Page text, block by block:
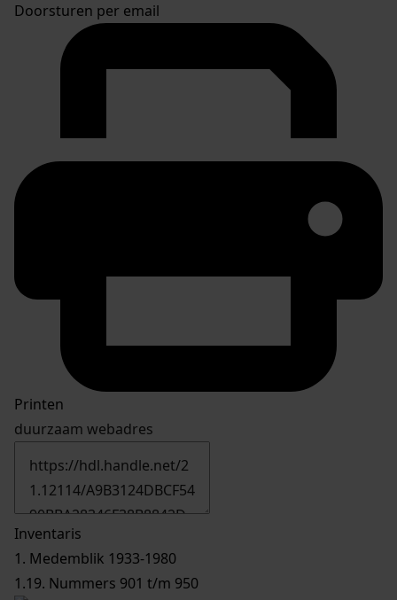
Doorsturen per email
Printen
duurzaam webadres
Inventaris
1. Medemblik 1933-1980
1.19. Nummers 901 t/m 950